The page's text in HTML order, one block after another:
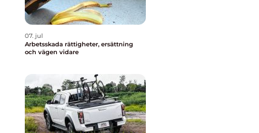
07. jul
Arbetsskada rättigheter, ersättning
och vägen vidare